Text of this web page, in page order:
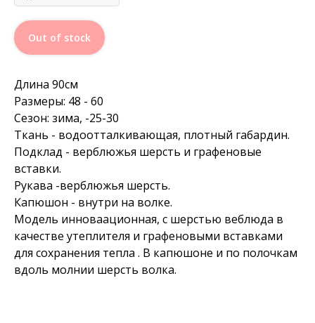
Out of stock
Длина 90см
Размеры: 48 - 60
Сезон: зима, -25-30
Ткань - водоотталкивающая, плотный габардин.
Подклад - верблюжья шерсть и графеновые
вставки.
Рукава -верблюжья шерсть.
Капюшон - внутри на волке.
Модель инноваационная, с шерстью веблюда в
качестве утеплителя и графеновыми вставками
для сохранения тепла . В капюшоне и по полочкам
вдоль молнии шерсть волка.